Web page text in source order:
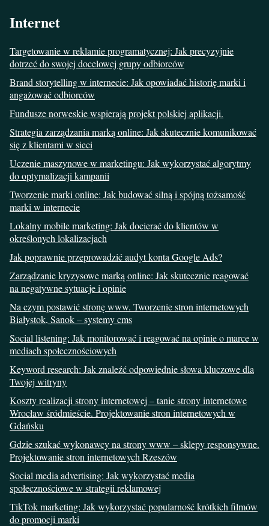
Internet
Targetowanie w reklamie programatycznej: Jak precyzyjnie
dotrzeć do swojej docelowej grupy odbiorców
Brand storytelling w internecie: Jak opowiadać historię marki i
angażować odbiorców
Fundusze norweskie wspierają projekt polskiej aplikacji.
Strategia zarządzania marką online: Jak skutecznie komunikować
się z klientami w sieci
Uczenie maszynowe w marketingu: Jak wykorzystać algorytmy
do optymalizacji kampanii
Tworzenie marki online: Jak budować silną i spójną tożsamość
marki w internecie
Lokalny mobile marketing: Jak docierać do klientów w
określonych lokalizacjach
Jak poprawnie przeprowadzić audyt konta Google Ads?
Zarządzanie kryzysowe marką online: Jak skutecznie reagować
na negatywne sytuacje i opinie
Na czym postawić stronę www. Tworzenie stron internetowych
Białystok, Sanok – systemy cms
Social listening: Jak monitorować i reagować na opinie o marce w
mediach społecznościowych
Keyword research: Jak znaleźć odpowiednie słowa kluczowe dla
Twojej witryny
Koszty realizacji strony internetowej – tanie strony internetowe
Wrocław śródmieście. Projektowanie stron internetowych w
Gdańsku
Gdzie szukać wykonawcy na strony www – sklepy responsywne.
Projektowanie stron internetowych Rzeszów
Social media advertising: Jak wykorzystać media
społecznościowe w strategii reklamowej
TikTok marketing: Jak wykorzystać popularność krótkich filmów
do promocji marki